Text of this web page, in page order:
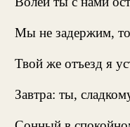
Мы не задержим,
Твой же отъезд я
Завтра: ты,